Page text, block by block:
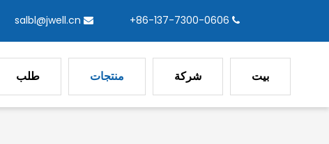


salbl@jwell.cn
بيت شركة منتجات طلب